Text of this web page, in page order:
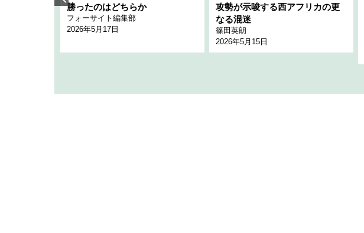
勝ったのはどちらか
フォーサイト編集部
2026年5月17日
攻勢が示唆する西アフリカの更
なる混迷
篠田英朗
2026年5月15日